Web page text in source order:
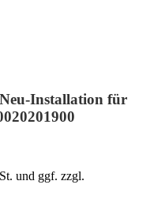
Installation für
und ggf. zzgl.